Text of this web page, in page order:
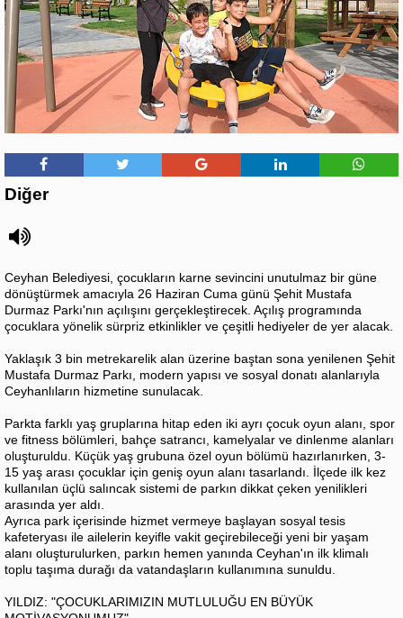
Diğer
Ceyhan Belediyesi, çocukların karne sevincini unutulmaz bir güne
dönüştürmek amacıyla 26 Haziran Cuma günü Şehit Mustafa
Durmaz Parkı'nın açılışını gerçekleştirecek. Açılış programında
çocuklara yönelik sürpriz etkinlikler ve çeşitli hediyeler de yer alacak.
Yaklaşık 3 bin metrekarelik alan üzerine baştan sona yenilenen Şehit
Mustafa Durmaz Parkı, modern yapısı ve sosyal donatı alanlarıyla
Ceyhanlıların hizmetine sunulacak.
Parkta farklı yaş gruplarına hitap eden iki ayrı çocuk oyun alanı, spor
ve fitness bölümleri, bahçe satrancı, kamelyalar ve dinlenme alanları
oluşturuldu. Küçük yaş grubuna özel oyun bölümü hazırlanırken, 3-
15 yaş arası çocuklar için geniş oyun alanı tasarlandı. İlçede ilk kez
kullanılan üçlü salıncak sistemi de parkın dikkat çeken yenilikleri
arasında yer aldı.
Ayrıca park içerisinde hizmet vermeye başlayan sosyal tesis
kafeteryası ile ailelerin keyifle vakit geçirebileceği yeni bir yaşam
alanı oluşturulurken, parkın hemen yanında Ceyhan'ın ilk klimalı
toplu taşıma durağı da vatandaşların kullanımına sunuldu.
YILDIZ: "ÇOCUKLARIMIZIN MUTLULUĞU EN BÜYÜK